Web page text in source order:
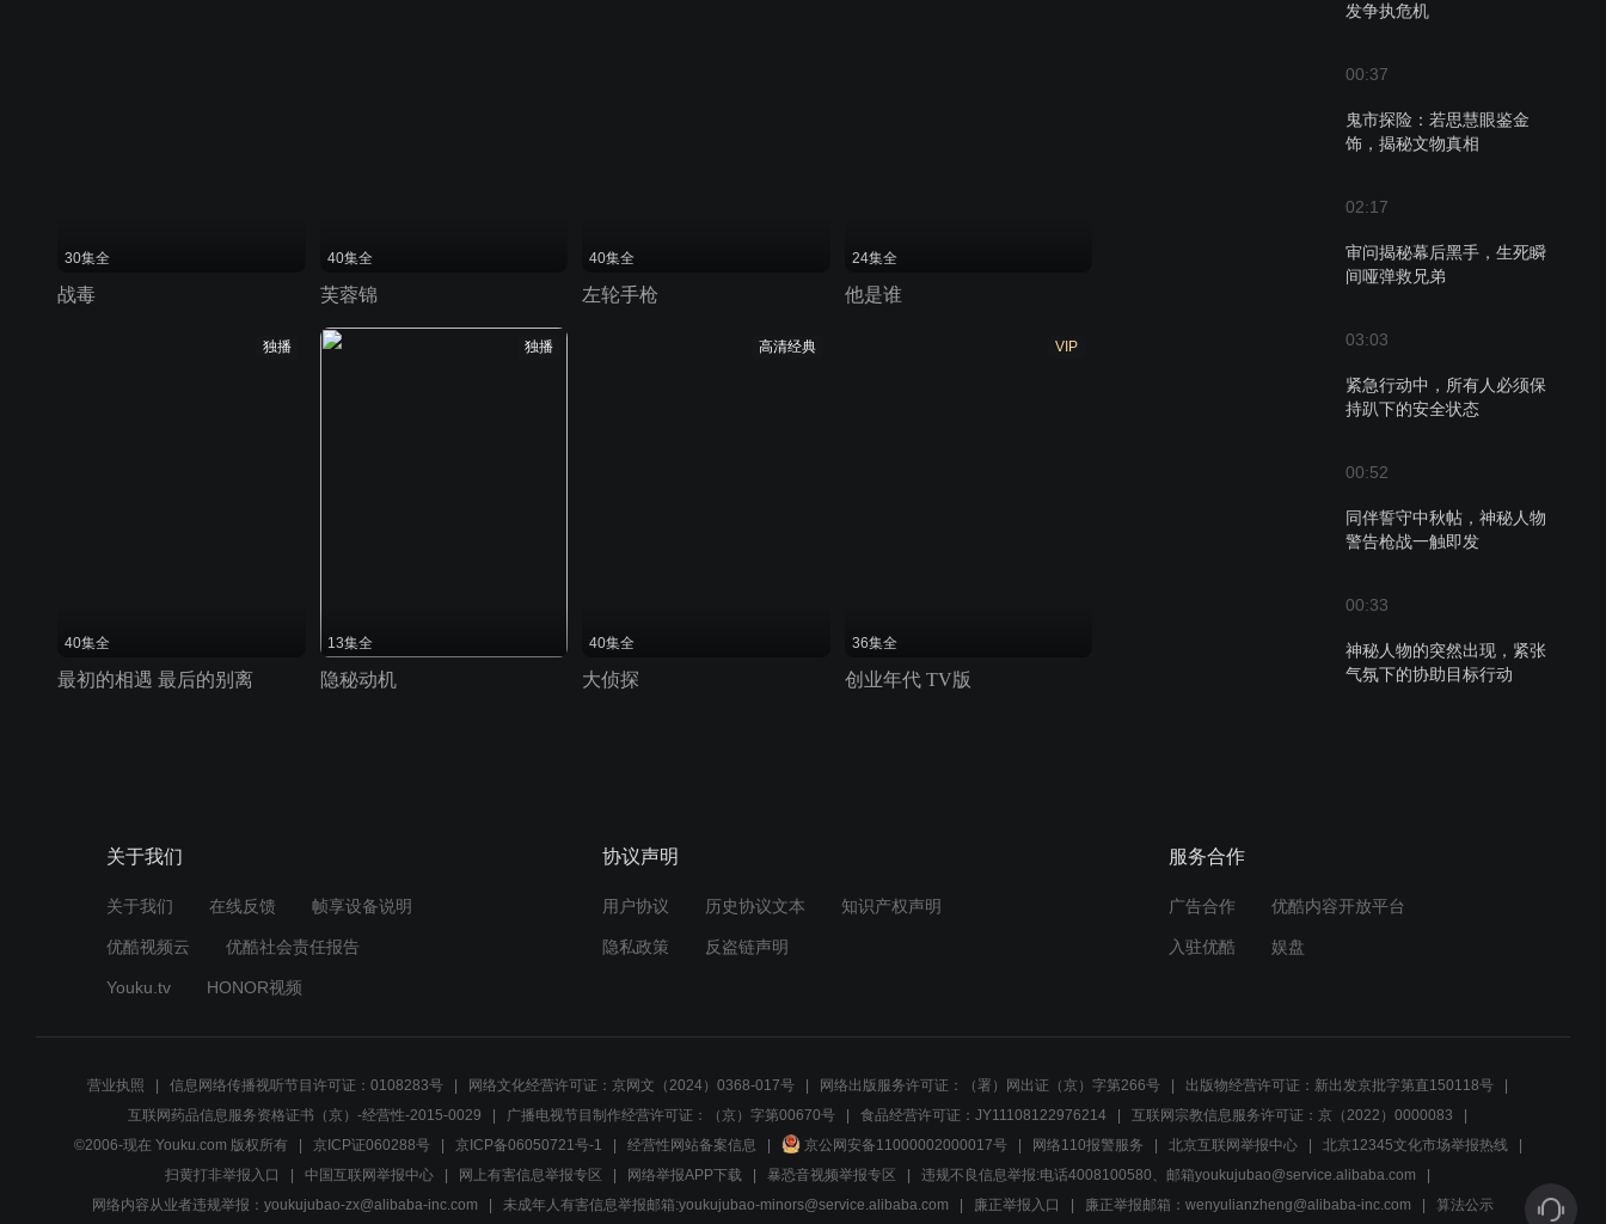
发争执危机
00:37
鬼市探险：若思慧眼鉴金
饰，揭秘文物真相
02:17
审问揭秘幕后黑手，生死瞬
间哑弹救兄弟
03:03
紧急行动中，所有人必须保
持趴下的安全状态
00:52
同伴誓守中秋帖，神秘人物
警告枪战一触即发
00:33
神秘人物的突然出现，紧张
气氛下的协助目标行动
署长立文面对赵光希的压
01:59
富豪父子矛盾升级，真爱能
否打动父亲心？
30集全
战毒
40集全
芙蓉锦
40集全
左轮手枪
24集全
他是谁
独播
40集全
最初的相遇 最后的别离
独播
13集全
隐秘动机
高清经典
40集全
大侦探
VIP
36集全
创业年代 TV版
关于我们
关于我们 在线反馈 帧享设备说明
优酷视频云 优酷社会责任报告
Youku.tv HONOR视频
协议声明
用户协议 历史协议文本 知识产权声明
隐私政策 反盗链声明
服务合作
广告合作 优酷内容开放平台
入驻优酷 娱盘
营业执照 信息网络传播视听节目许可证：0108283号 网络文化经营许可证：京网文（2024）0368-017号 网络出版服务许可证：（署）网出证（京）字第266号
出版物经营许可证：新出发京批字第直150118号
互联网药品信息服务资格证书（京）-经营性-2015-0029
广播电视节目制作经营许可证：（京）字第00670号 食品经营许可证：JY11108122976214
互联网宗教信息服务许可证：京（2022）0000083
©2006-现在 Youku.com 版权所有
京ICP证060288号 京ICP备06050721号-1 经营性网站备案信息 京公网安备11000002000017号 网络110报警服务 北京互联网举报中心
北京12345文化市场举报热线
扫黄打非举报入口
中国互联网举报中心 网上有害信息举报专区 网络举报APP下载 暴恐音视频举报专区
违规不良信息举报:电话4008100580、邮箱youkujubao@service.alibaba.com
网络内容从业者违规举报：youkujubao-zx@alibaba-inc.com
未成年人有害信息举报邮箱:youkujubao-minors@service.alibaba.com 廉正举报入口 廉正举报邮箱：wenyulianzheng@alibaba-inc.com 算法公示